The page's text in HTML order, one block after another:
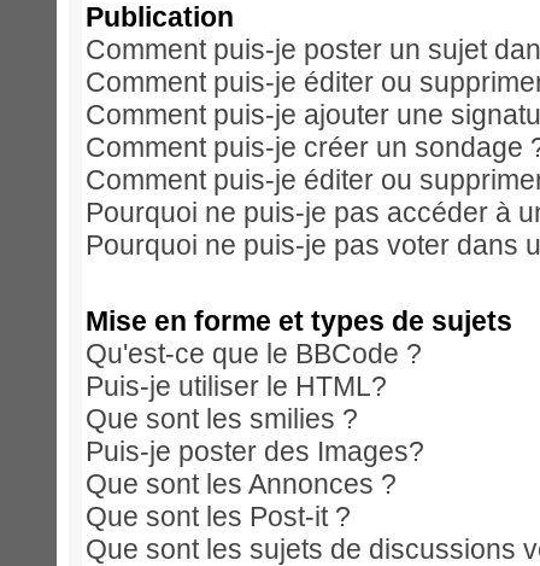
Publication
Comment puis-je poster un sujet
Comment puis-je éditer ou
Comment puis-je ajouter une
Comment puis-je créer un sondage
Comment puis-je éditer ou
Pourquoi ne puis-je pas accéder à
Pourquoi ne puis-je pas voter dans
Mise en forme et types de sujets
Qu'est-ce que le BBCode ?
Puis-je utiliser le HTML?
Que sont les smilies ?
Puis-je poster des Images?
Que sont les Annonces ?
Que sont les Post-it ?
Que sont les sujets de discussions